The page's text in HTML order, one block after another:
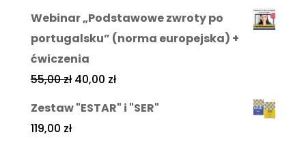
Webinar „Podstawowe zwroty po
portugalsku” (norma europejska) +
ćwiczenia
55,00zł 40,00 zł
Zestaw "ESTAR" i "SER"
119,00 zł